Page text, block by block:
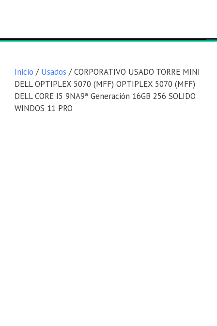
Inicio / Usados / CORPORATIVO USADO TORRE MINI
DELL OPTIPLEX 5070 (MFF) OPTIPLEX 5070 (MFF)
DELL CORE I5 9NA9ª Generación 16GB 256 SOLIDO
WINDOS 11 PRO